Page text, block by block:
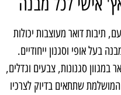
תיבות דואר מעוצבות יכולות
בעל אופי וסגנון ייחודיים.
במגוון סגנונות, צבעים וגדלים,
שתתאים בדיוק לצרכיו